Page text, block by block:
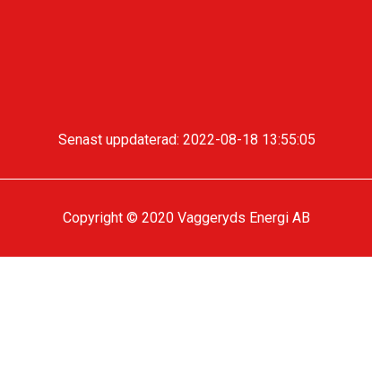
Senast uppdaterad: 2022-08-18 13:55:05
Copyright © 2020 Vaggeryds Energi AB